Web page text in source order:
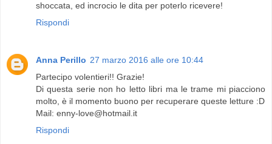
shoccata, ed incrocio le dita per poterlo ricevere!
Rispondi
Anna Perillo 27 marzo 2016 alle ore 10:44
Partecipo volentieri!! Grazie!
Di questa serie non ho letto libri ma le trame mi piacciono
molto, è il momento buono per recuperare queste letture :D
Mail: enny-love@hotmail.it
Rispondi